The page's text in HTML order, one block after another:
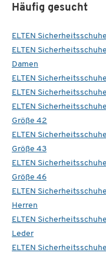
Häufig gesucht
ELTEN Sicherheitsschuhe
ELTEN Sicherheitsschuhe
Damen
ELTEN
ELTEN
ELTEN Sicherheitsschuhe
Größe 42
ELTEN Sicherheitsschuhe
Größe 43
ELTEN Sicherheitsschuhe
Größe 46
ELTEN Sicherheitsschuhe
Herren
ELTEN Sicherheitsschuhe
Leder
ELTEN